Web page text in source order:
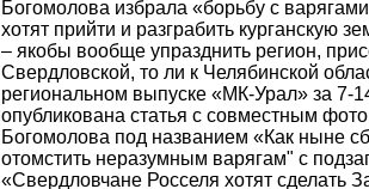
Богомолова избрала «борьбу с
хотят прийти и разграбить курганскую
– якобы вообще упразднить регион,
Свердловской, то ли к Челябинской
региональном выпуске «МК-Урал» за 7-
опубликована статья с совместным
Богомолова под названием «Как ныне
отомстить неразумным варягам" с
«Свердловчане Росселя хотят сделать